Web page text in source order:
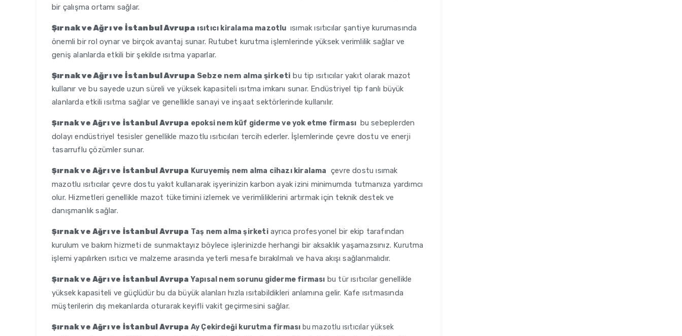
bir çalışma ortamı sağlar.
Şırnak ve Ağrı ve İstanbul Avrupa ısıtıcı kiralama mazotlu ısımak ısıtıcılar şantiye kurumasında
önemli bir rol oynar ve birçok avantaj sunar. Rutubet kurutma işlemlerinde yüksek verimlilik sağlar ve
geniş alanlarda etkili bir şekilde ısıtma yaparlar.
Şırnak ve Ağrı ve İstanbul Avrupa Sebze nem alma şirketi bu tip ısıtıcılar yakıt olarak mazot
kullanır ve bu sayede uzun süreli ve yüksek kapasiteli ısıtma imkanı sunar. Endüstriyel tip fanlı büyük
alanlarda etkili ısıtma sağlar ve genellikle sanayi ve inşaat sektörlerinde kullanılır.
Şırnak ve Ağrı ve İstanbul Avrupa epoksi nem küf giderme ve yok etme firması bu sebeplerden
dolayı endüstriyel tesisler genellikle mazotlu ısıtıcıları tercih ederler. İşlemlerinde çevre dostu ve enerji
tasarruflu çözümler sunar.
Şırnak ve Ağrı ve İstanbul Avrupa Kuruyemiş nem alma cihazı kiralama çevre dostu ısımak
mazotlu ısıtıcılar çevre dostu yakıt kullanarak işyerinizin karbon ayak izini minimumda tutmanıza yardımcı
olur. Hizmetleri genellikle mazot tüketimini izlemek ve verimliliklerini artırmak için teknik destek ve
danışmanlık sağlar.
Şırnak ve Ağrı ve İstanbul Avrupa Taş nem alma şirketiayrıca profesyonel bir ekip tarafından
kurulum ve bakım hizmeti de sunmaktayız böylece işlerinizde herhangi bir aksaklık yaşamazsınız. Kurutma
işlemi yapılırken ısıtıcı ve malzeme arasında yeterli mesafe bırakılmalı ve hava akışı sağlanmalıdır.
Şırnak ve Ağrı ve İstanbul Avrupa Yapısal nem sorunu giderme firması bu tür ısıtıcılar genellikle
yüksek kapasiteli ve güçlüdür bu da büyük alanları hızla ısıtabildikleri anlamına gelir. Kafe ısıtmasında
müşterilerin dış mekanlarda oturarak keyifli vakit geçirmesini sağlar.
Şırnak ve Ağrı ve İstanbul Avrupa Ay Çekirdeği kurutma firması bu mazotlu ısıtıcılar yüksek